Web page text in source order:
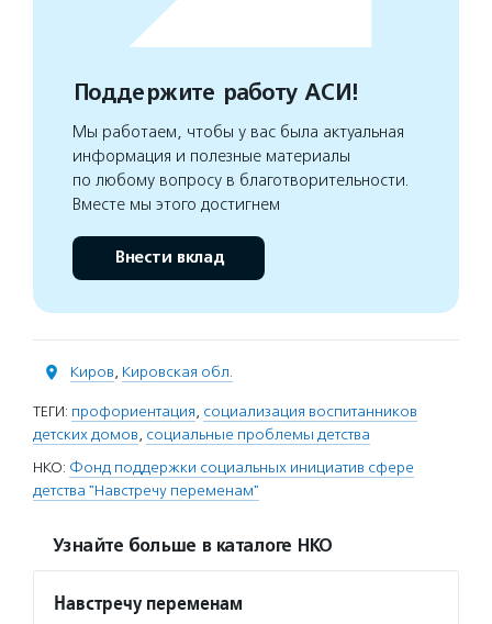
Поддержите работу АСИ!
Мы работаем, чтобы у вас была актуальная
информация и полезные материалы
по любому вопросу в благотворительности.
Вместе мы этого достигнем
Внести вклад
Киров, Кировская обл.
ТЕГИ: профориентация, социализация воспитанников
детских домов, социальные проблемы детства
НКО: Фонд поддержки социальных инициатив сфере
детства "Навстречу переменам"
Узнайте больше в каталоге НКО
Навстречу переменам